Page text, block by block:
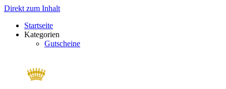
Direkt zum Inhalt
Startseite
Kategorien
Gutscheine